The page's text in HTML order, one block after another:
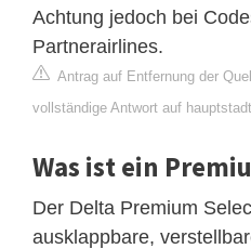
Achtung jedoch bei
Partnerairlines.
Antrag auf Entfernung der
vollständige Antwort auf
Was ist ein
Der Delta Premium
ausklappbare,